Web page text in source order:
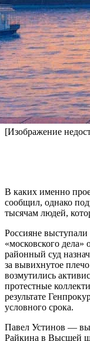
Фигурант
труппы МХАТ им.
странице в
журнал«Театр».
«Совершенно
МХАТа им.
благодарность тем
судьбе и что
социальной сети.
[Изображение
В каких именно
сообщил, однако
тысячам людей,
Россияне
«московского дела»
районный суд
за вывихнутое
возмутились
протестные
результате
условного срока.
Павел Устинов —
Райкина в Высшей